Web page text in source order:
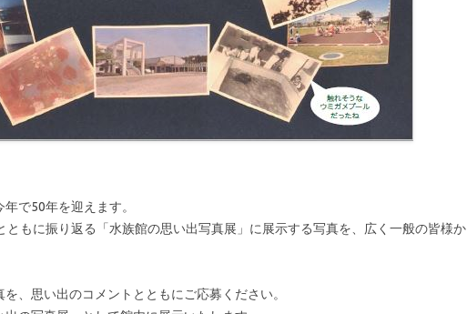
で50年を迎えます。
ともに振り返る「⽔族館の思い出写真展」に展⽰する写真を、広く⼀般の皆様か
、思い出のコメントとともにご応募ください。